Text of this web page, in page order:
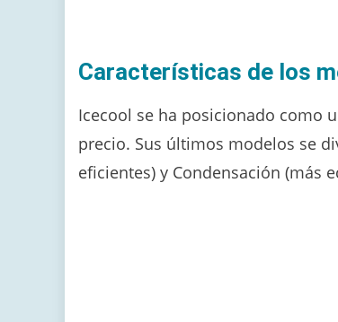
Características de los
Icecool se ha posicionado como
precio. Sus últimos modelos se
eficientes) y Condensación (más